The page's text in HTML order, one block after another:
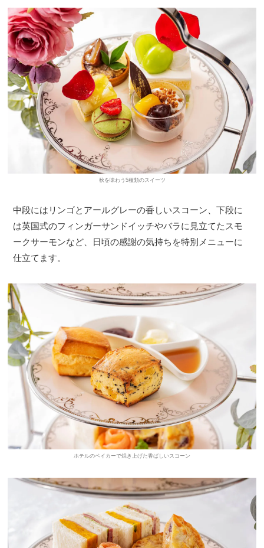
秋を味わう5種類のスイーツ
中段にはリンゴとアールグレーの香しいスコーン、下段に
は英国式のフィンガーサンドイッチやバラに見立てたスモ
ークサーモンなど、日頃の感謝の気持ちを特別メニューに
仕立てます。
ホテルのベイカーで焼き上げた香ばしいスコーン